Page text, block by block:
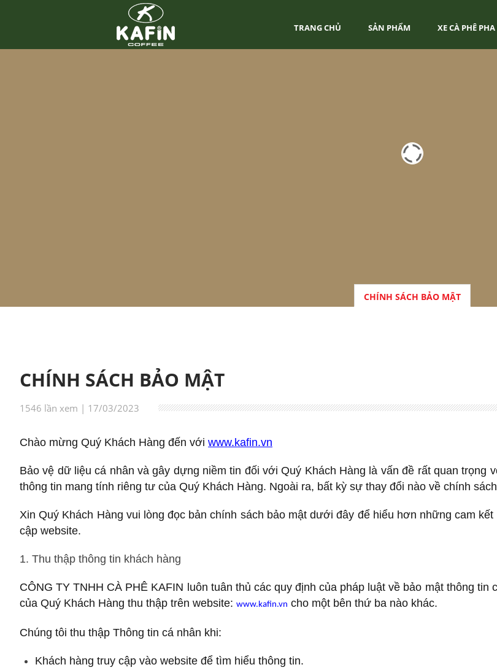
TRANG CHỦ SẢN PHẨM XE CÀ PHÊ
CHÍNH SÁCH BẢO MẬT
CHÍNH SÁCH BẢO MẬT
1546 lần xem | 17/03/2023
Chào mừng Quý Khách Hàng đến với www.kafin.vn
Bảo vệ dữ liệu cá nhân và gây dựng niềm tin đối với Quý Khách Hàng là vấn đề rất quan trọng
thông tin mang tính riêng tư của Quý Khách Hàng. Ngoài ra, bất kỳ sự thay đổi nào về chính
Xin Quý Khách Hàng vui lòng đọc bản chính sách bảo mật dưới đây để hiểu hơn những cam
cập website.
1. Thu thập thông tin khách hàng
CÔNG TY TNHH CÀ PHÊ KAFIN luôn tuân thủ các quy định của pháp luật về bảo mật thông
của Quý Khách Hàng thu thập trên website: www.kafin.vn cho một bên thứ ba nào khác.
Chúng tôi thu thập Thông tin cá nhân khi:
Khách hàng truy cập vào website để tìm hiểu thông tin.